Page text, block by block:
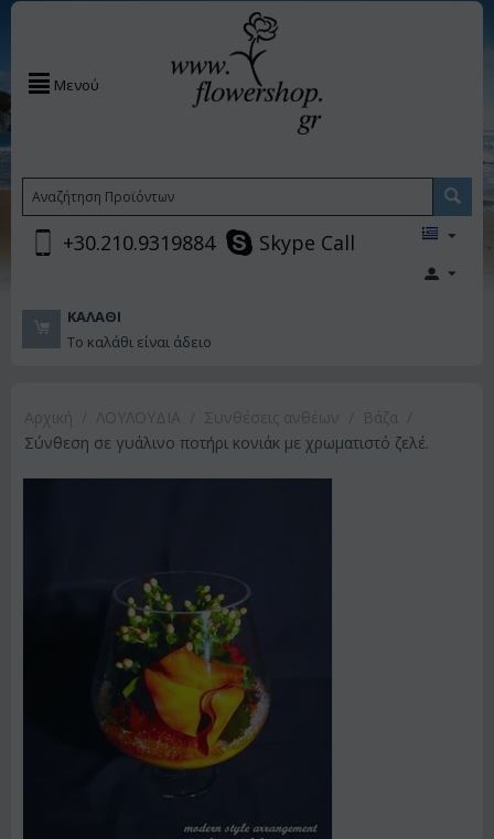
Μενού
+30.210.9319884 Skype Call
ΚΑΛΆΘΙ
Το καλάθι είναι άδειο
Σύνθεση σε γυάλινο ποτήρι κονιάκ με χρωματιστό ζελέ.